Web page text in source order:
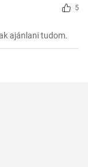
5
ajánlani tudom.